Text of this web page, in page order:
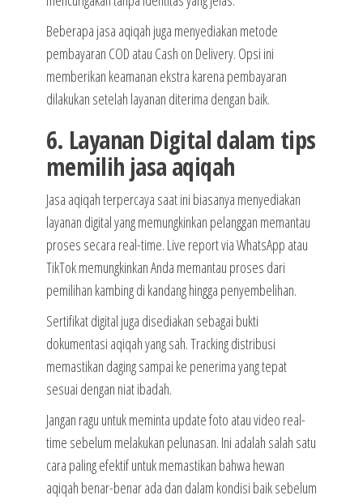
Beberapa jasa aqiqah juga menyediakan metode
pembayaran COD atau Cash on Delivery. Opsi ini
memberikan keamanan ekstra karena pembayaran
dilakukan setelah layanan diterima dengan baik.
6. Layanan Digital dalam tips
memilih jasa aqiqah
Jasa aqiqah terpercaya saat ini biasanya menyediakan
layanan digital yang memungkinkan pelanggan memantau
proses secara real-time. Live report via WhatsApp atau
TikTok memungkinkan Anda memantau proses dari
pemilihan kambing di kandang hingga penyembelihan.
Sertifikat digital juga disediakan sebagai bukti
dokumentasi aqiqah yang sah. Tracking distribusi
memastikan daging sampai ke penerima yang tepat
sesuai dengan niat ibadah.
Jangan ragu untuk meminta update foto atau video real-
time sebelum melakukan pelunasan. Ini adalah salah satu
cara paling efektif untuk memastikan bahwa hewan
aqiqah benar-benar ada dan dalam kondisi baik sebelum